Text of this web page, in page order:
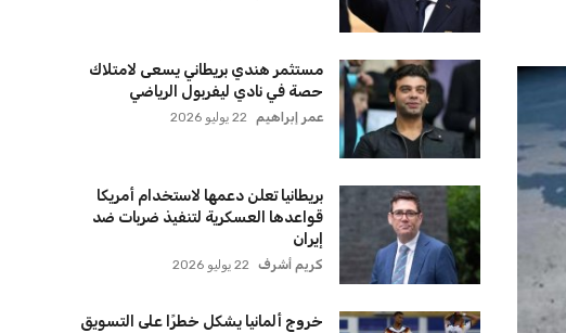
مستثمر هندي بريطاني يسعى لامتلاك
حصة في نادي ليفربول الرياضي
عمر إبراهيم 22 يوليو 2026
بريطانيا تعلن دعمها لاستخدام أمريكا
قواعدها العسكرية لتنفيذ ضربات ضد
إيران
كريم أشرف 22 يوليو 2026
خروج ألمانيا يشكل خطرًا على التسويق